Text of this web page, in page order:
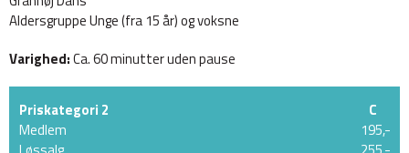
Aldersgruppe Unge (fra 15 år) og voksne
Varighed:Ca. 60 minutter uden pause
Priskategori 2
C
Medlem
195,-